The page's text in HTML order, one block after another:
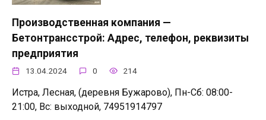
Производственная компания —
Бетонтрансстрой: Адрес, телефон, реквизиты
предприятия
13.04.2024 0 214
Истра, Лесная, (деревня Бужарово), Пн-Сб: 08:00-
21:00, Вс: выходной, 74951914797